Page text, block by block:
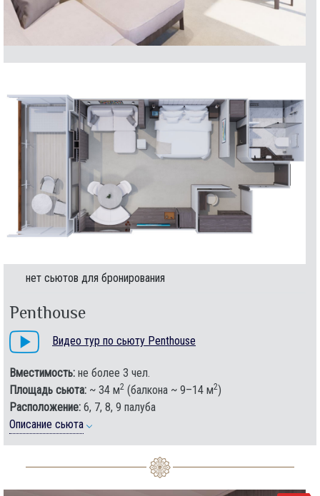
нет сьютов для бронирования
Penthouse
Видео тур по сьюту Penthouse
Вместимость: не более 3 чел.
Площадь сьюта: ~ 34 м2 (балкона ~ 9–14 м2)
Расположение: 6, 7, 8, 9 палуба
Описание сьюта